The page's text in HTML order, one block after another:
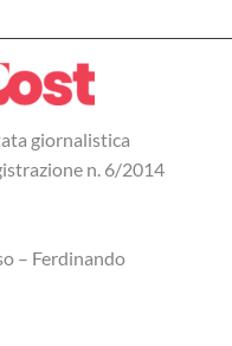
giornalistica
n. 6/2014
– Ferdinando